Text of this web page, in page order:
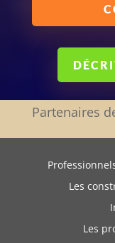
Partenaires
Les
Les